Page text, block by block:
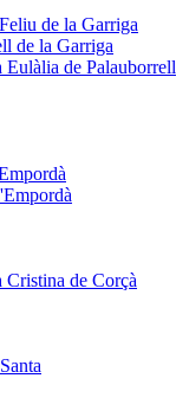
de la Garriga
de la Garriga
Eulàlia de Palauborrell
Cristina de Corçà